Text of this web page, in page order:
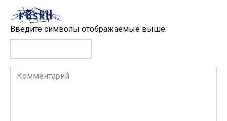
Введите символы отображаемые выше:
Комментарий